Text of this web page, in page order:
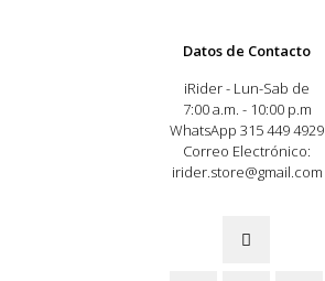
Datos de Contacto
iRider - Lun-Sab de
7:00 a.m. - 10:00 p.m
WhatsApp 315 449 4929
Correo Electrónico:
irider.store@gmail.com